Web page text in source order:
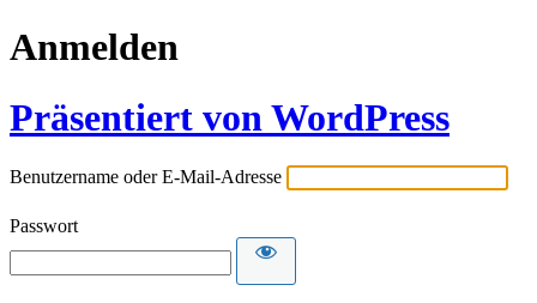
Anmelden
Präsentiert von WordPress
Benutzername oder E-Mail-Adresse
Passwort